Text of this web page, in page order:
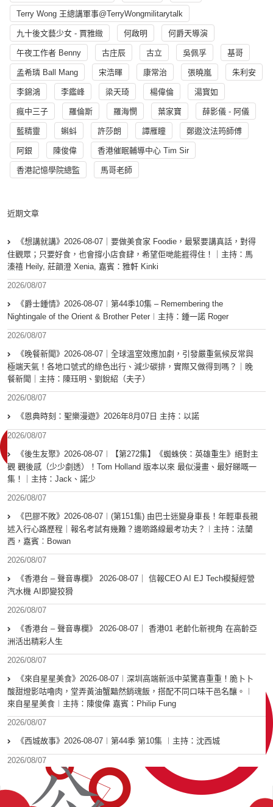
Terry Wong 王總講軍事@TerryWongmilitarytalk
九十後文藝少女 - 賈雅緻 何啟明 何爵天導演
午夜工作者 Benny 古庄辰 古立 吳佩孚 基哥
孟希璘 Ball Mang 宋浩暉 康常治 張曉嵐 朱利安
李錦鴻 李鑑峰 梁天琦 楊偉倫 湯寳如
瘋中三子 羅倫斯 羅海憫 葉家寶 薛影儀 - 阿儀
藍精靈 蝌蚪 許莎朗 譚雁瞳 鄭遨汶法筠師傅
阿銀 陳俊偉 香港催眠輔導中心 Tim Sir
香港記憶學院總監 馬哥老師
近期文章
《想講就講》2026-08-07｜要做美食家 Foodie，最緊要講真話，對得
住觀眾；只要好食，也會撐小店食肆，希望佢哋能捱得住！｜主持：馬
溱禧 Heily, 莊韻澄 Xenia, 嘉賓：雅軒 Kinki
2026/08/07
《爵士鍾情》2026-08-07︱第44季10集 – Remembering the
Nightingale of the Orient & Brother Peter︱主持：鍾一諾 Roger
2026/08/07
《晚餐新聞》2026-08-07｜全球溫室效應加劇，引發嚴重氣候反常與
極端天氣！各地口號式的綠色出行、減少碳排，實際又做得到嗎？｜晚
餐新聞｜主持：陳珏明、劉銳紹（夫子）
2026/08/07
《恩典時刻：聖樂漫遊》2026年8月07日 主持：以諾
2026/08/07
《後生友聚》2026-08-07︱【第272集】《蜘蛛俠：英雄重生》絕對主
觀 觀後感（少少劇透）！Tom Holland 版本以來 最似漫畫、最好睇嘅一
集！｜主持：Jack、諾少
2026/08/07
《巴膠不敗》2026-08-07︱(第151集) 由巴士迷變身車長！年輕車長親
述入行心路歷程｜報名考試有幾難？邊啲路線最考功夫？︱主持：法蘭
西，嘉賓︰Bowan
2026/08/07
《香港台 – 聲音專欄》 2026-08-07｜ 信報CEO AI EJ Tech模擬經營
汽水機 AI即變狡猾
2026/08/07
《香港台 – 聲音專欄》 2026-08-07｜ 香港01 老齡化新視角 在高齡亞
洲活出精彩人生
2026/08/07
《來自星星美食》2026-08-07︱深圳高端新派中菜驚喜重重！脆卜卜
酸甜燈影咕嚕肉，堂弄黃油蟹黯然銷魂飯，搭配不同口味干邑名釀。︱
來自星星美食︱主持：陳俊偉 嘉賓：Philip Fung
2026/08/07
《西城故事》2026-08-07︱第44季 第10集 ︱主持：沈西城
2026/08/07